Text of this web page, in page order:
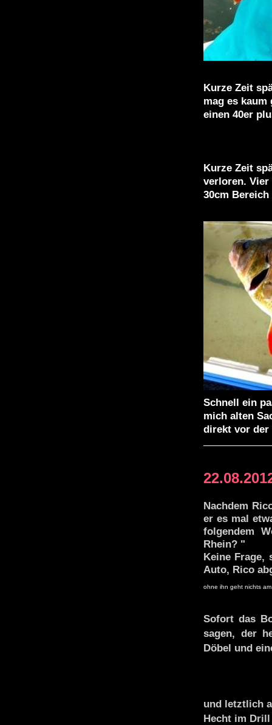
Kurze Zeit
mag es
einen 40er
Kurze Zeit
verloren. Vier
30cm
Schnell ein
mich alten
direkt vor der
Nachdem
er es mal
folgendem
Rhein? "
Keine Frage,
Auto, Rico
ohne ihn geht nichts
Sofort das
sagen, der
Döbel und
und letztlich
Hecht im